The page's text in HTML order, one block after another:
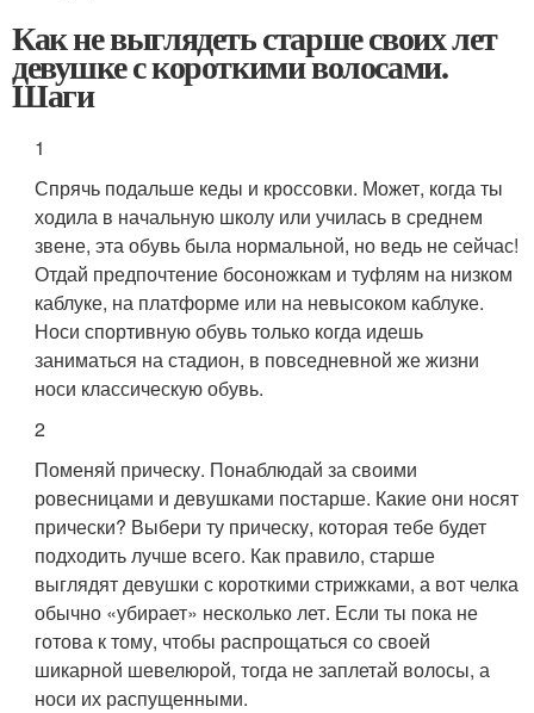
Как не выглядеть старше своих лет
девушке с короткими волосами.
Шаги
1
Спрячь подальше кеды и кроссовки. Может, когда ты
ходила в начальную школу или училась в среднем
звене, эта обувь была нормальной, но ведь не сейчас!
Отдай предпочтение босоножкам и туфлям на низком
каблуке, на платформе или на невысоком каблуке.
Носи спортивную обувь только когда идешь
заниматься на стадион, в повседневной же жизни
носи классическую обувь.
2
Поменяй прическу. Понаблюдай за своими
ровесницами и девушками постарше. Какие они носят
прически? Выбери ту прическу, которая тебе будет
подходить лучше всего. Как правило, старше
выглядят девушки с короткими стрижками, а вот челка
обычно «убирает» несколько лет. Если ты пока не
готова к тому, чтобы распрощаться со своей
шикарной шевелюрой, тогда не заплетай волосы, а
носи их распущенными.